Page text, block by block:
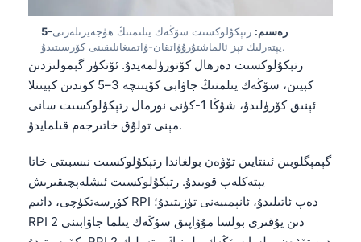
5-رەسىم: رتېكۇلوكسىت سۆڭەك يىلىمنىڭ ھۈجەيرىلەرنى
يېتەرلىك تېز ئالماشتۇرۇۋاتقان-ۋاتمىغانلىقىنى كۆرسىتىدۇ.
رتېكۇلوكسىت دەرھال كۆتۈرۈلمەيدۇ. ئۆتكۈر گېمولىزدىن
كېيىن، سۆڭەك يىلمنىڭ جاۋابى كۆپىنچە 3–5 كۈندىن كېيىنلا
ئېنىق كۆرۈلىدۇ، شۇڭا 1-كۈنى نورمال رتېكۇلوكسىت سانى
مېنى تولۇق خاتىرجەم قىلمايدۇ.
گېمېگلوبىن ئىنتايىن تۆۋەن بولغاندا رتېكۇلوكسىت نىسبىتى خاتا
يېتەكلەپ قويىدۇ. رتېكۇلوكسىت ئىشلەپچىقىرىش
كۆرسەتكۈچى، دائىم RPI دەپ ئاتىلىدۇ، ئانېمىيەنى تۈزىتىدۇ؛
RPI 2 دىن يۇقىرى بولسا مۇۋاپىق سۆڭەك يىلما جاۋابىنى